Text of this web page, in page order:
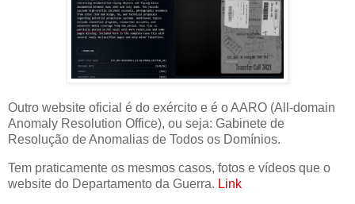
Outro website oficial é do exército e é o AARO (All-domain
Anomaly Resolution Office), ou seja: Gabinete de
Resolução de Anomalias de Todos os Domínios.
Tem praticamente os mesmos casos, fotos e vídeos que o
website do Departamento da Guerra. Link